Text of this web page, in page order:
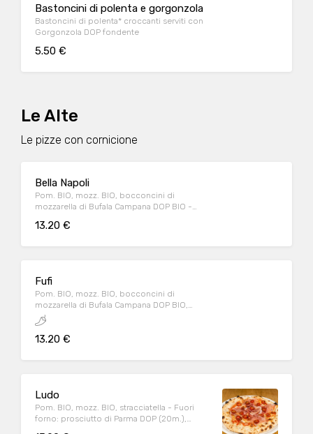
Bastoncini di polenta e gorgonzola
Bastoncini di polenta* croccanti serviti con
Gorgonzola DOP fondente
5.50 €
Le Alte
Le pizze con cornicione
Bella Napoli
Pom. BIO, mozz. BIO, bocconcini di
mozzarella di Bufala Campana DOP BIO -
EVO BIO
13.20 €
Fufi
Pom. BIO, mozz. BIO, bocconcini di
mozzarella di Bufala Campana DOP BIO,
pesto di salsiccia, spianata piccante - Fuori
forno: pomodorini datterino conditi, origano
13.20 €
Ludo
Pom. BIO, mozz. BIO, stracciatella - Fuori
forno: prosciutto di Parma DOP (20m.),